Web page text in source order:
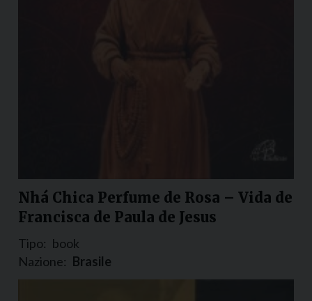
Nhá Chica Perfume de Rosa – Vida de
Francisca de Paula de Jesus
Tipo: book
Nazione: Brasile